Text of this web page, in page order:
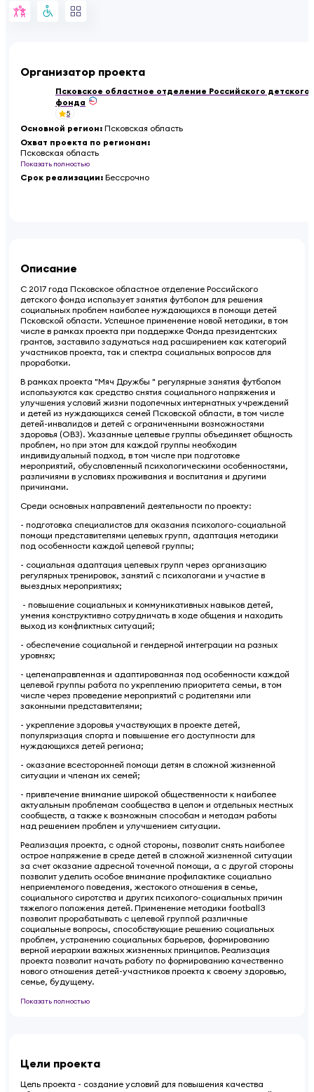
Организатор проекта
Псковское областное отделение Российского детского
фонда
5
Основной регион: Псковская область
Охват проекта по регионам:
Псковская область
Показать полностью
Срок реализации: Бессрочно
Описание
С 2017 года Псковское областное отделение Российского
детского фонда использует занятия футболом для решения
социальных проблем наиболее нуждающихся в помощи детей
Псковской области. Успешное применение новой методики, в том
числе в рамках проекта при поддержке Фонда президентских
грантов, заставило задуматься над расширением как категорий
участников проекта, так и спектра социальных вопросов для
проработки.
В рамках проекта "Мяч Дружбы " регулярные занятия футболом
используются как средство снятия социального напряжения и
улучшения условий жизни подопечных интернатных учреждений
и детей из нуждающихся семей Псковской области, в том числе
детей-инвалидов и детей с ограниченными возможностями
здоровья (ОВЗ). Указанные целевые группы объединяет общность
проблем, но при этом для каждой группы необходим
индивидуальный подход, в том числе при подготовке
мероприятий, обусловленный психологическими особенностями,
различиями в условиях проживания и воспитания и другими
причинами.
Среди основных направлений деятельности по проекту:
- подготовка специалистов для оказания психолого-социальной
помощи представителями целевых групп, адаптация методики
под особенности каждой целевой группы;
- социальная адаптация целевых групп через организацию
регулярных тренировок, занятий с психологами и участие в
выездных мероприятиях;
- повышение социальных и коммуникативных навыков детей,
умения конструктивно сотрудничать в ходе общения и находить
выход из конфликтных ситуаций;
- обеспечение социальной и гендерной интеграции на разных
уровнях;
- целенаправленная и адаптированная под особенности каждой
целевой группы работа по укреплению приоритета семьи, в том
числе через проведение мероприятий с родителями или
законными представителями;
- укрепление здоровья участвующих в проекте детей,
популяризация спорта и повышение его доступности для
нуждающихся детей региона;
- оказание всесторонней помощи детям в сложной жизненной
ситуации и членам их семей;
- привлечение внимание широкой общественности к наиболее
актуальным проблемам сообщества в целом и отдельных местных
сообществ, а также к возможным способам и методам работы
над решением проблем и улучшением ситуации.
Реализация проекта, с одной стороны, позволит снять наиболее
острое напряжение в среде детей в сложной жизненной ситуации
за счет оказание адресной точечной помощи, а с другой стороны
позволит уделить особое внимание профилактике социально
неприемлемого поведения, жестокого отношения в семье,
социального сиротства и других психолого-социальных причин
тяжелого положения детей. Применение методики football3
позволит прорабатывать с целевой группой различные
социальные вопросы, способствующие решению социальных
проблем, устранению социальных барьеров, формированию
верной иерархии важных жизненных принципов. Реализация
проекта позволит начать работу по формированию качественно
нового отношения детей-участников проекта к своему здоровью,
семье, будущему.
Показать полностью
Цели проекта
Цель проекта - создание условий для повышения качества